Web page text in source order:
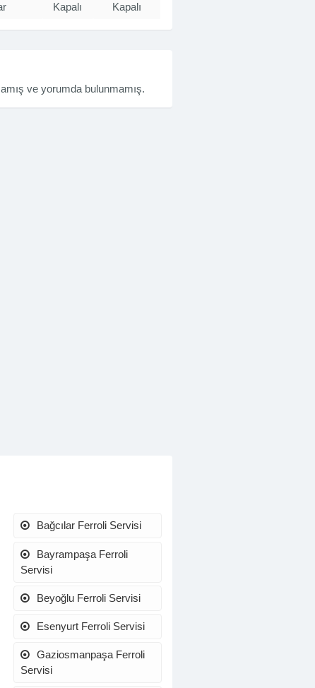
Kapalı Kapalı
ve yorumda bulunmamış.
Bağcılar Ferroli Servisi
Bayrampaşa Ferroli
Servisi
Beyoğlu Ferroli Servisi
Esenyurt Ferroli Servisi
Gaziosmanpaşa Ferroli
Servisi